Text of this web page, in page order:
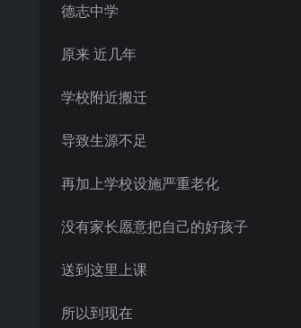
德志中学
原来 近几年
学校附近搬迁
导致生源不足
再加上学校设施严重老化
没有家长愿意把自己的好孩子
送到这里上课
所以到现在